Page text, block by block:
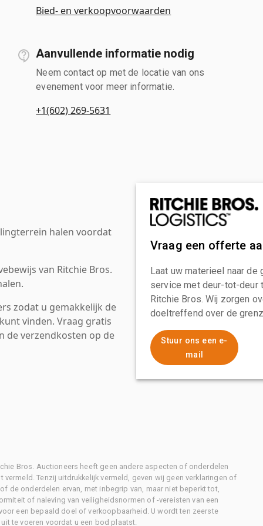
Bied- en verkoopvoorwaarden
Aanvullende informatie nodig
Neem contact op met de locatie van ons
evenement voor meer informatie.
+1(602) 269-5631
halen voordat
van Ritchie Bros.
zodat u gemakkelijk de
vinden. Vraag gratis
de verzendkosten op de
Vraag een offerte
Laat uw materieel naar
service met deur-tot-deur
Ritchie Bros. Wij zorgen
doeltreffend over de
Stuur ons een e-
mail
Bros. Auctioneers heeft geen andere aspecten of onderdelen
Tenzij uitdrukkelijk vermeld, geven wij geen verklaringen of
onderdelen ervan, met inbegrip van, maar niet beperkt tot,
of naleving van veiligheidsnormen of -vereisten van een
een bepaald doel of verkoopbaarheid. U wordt ten zeerste
te voeren voordat u een bod plaatst.